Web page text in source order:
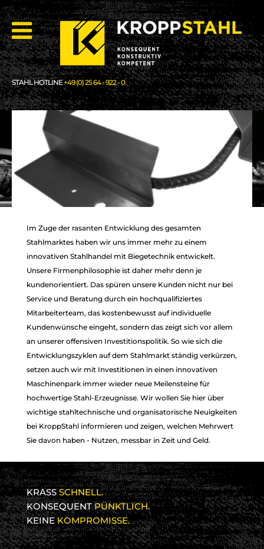
STAHL HOTLINE+49 (0) 25 64 - 922 - 0
LEIDENSCHAFT
FÜR STAHL
LEIDENSCHAFT
FÜR STAHL
Im Zuge der rasanten Entwicklung des gesamten
Stahlmarktes haben wir uns immer mehr zu einem
innovativen Stahlhandel mit Biegetechnik entwickelt.
Unsere Firmenphilosophie ist daher mehr denn je
kundenorientiert. Das spüren unsere Kunden nicht nur bei
Service und Beratung durch ein hochqualifiziertes
Mitarbeiterteam, das kostenbewusst auf individuelle
Kundenwünsche eingeht, sondern das zeigt sich vor allem
an unserer offensiven Investitionspolitik. So wie sich die
Entwicklungszyklen auf dem Stahlmarkt ständig verkürzen,
setzen auch wir mit Investitionen in einen innovativen
Maschinenpark immer wieder neue Meilensteine für
hochwertige Stahl-Erzeugnisse. Wir wollen Sie hier über
wichtige stahltechnische und organisatorische Neuigkeiten
bei KroppStahl informieren und zeigen, welchen Mehrwert
Sie davon haben - Nutzen, messbar in Zeit und Geld.
KRASSSCHNELL.
KONSEQUENTPÜNKTLICH.
KEINEKOMPROMISSE.